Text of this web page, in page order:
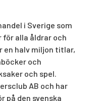
i Sverige som
alla åldrar och
en halv miljon titlar,
och
och spel.
AB och har
på den svenska